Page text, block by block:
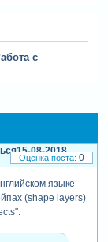
с
15-08-2018
языке
(shape layers)
0